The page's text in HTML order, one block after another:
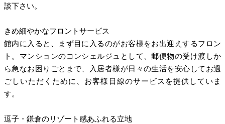
談下さい。
きめ細やかなフロントサービス
館内に入ると、まず目に入るのがお客様をお出迎えするフロン
ト。マンションのコンシェルジュとして、郵便物の受け渡しか
ら急なお困りごとまで、入居者様が日々の生活を安心してお過
ごしいただくために、お客様目線のサービスを提供していま
す。
逗子・鎌倉のリゾート感あふれる立地